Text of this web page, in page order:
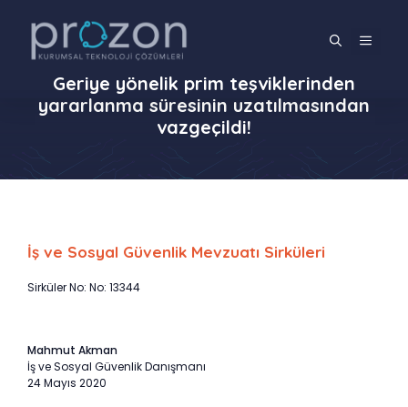
MENÜ
Geriye yönelik prim teşviklerinden
yararlanma süresinin uzatılmasından
vazgeçildi!
İş ve Sosyal Güvenlik Mevzuatı Sirküleri
Sirküler No: No: 13344
Mahmut Akman
İş ve Sosyal Güvenlik Danışmanı
24 Mayıs 2020